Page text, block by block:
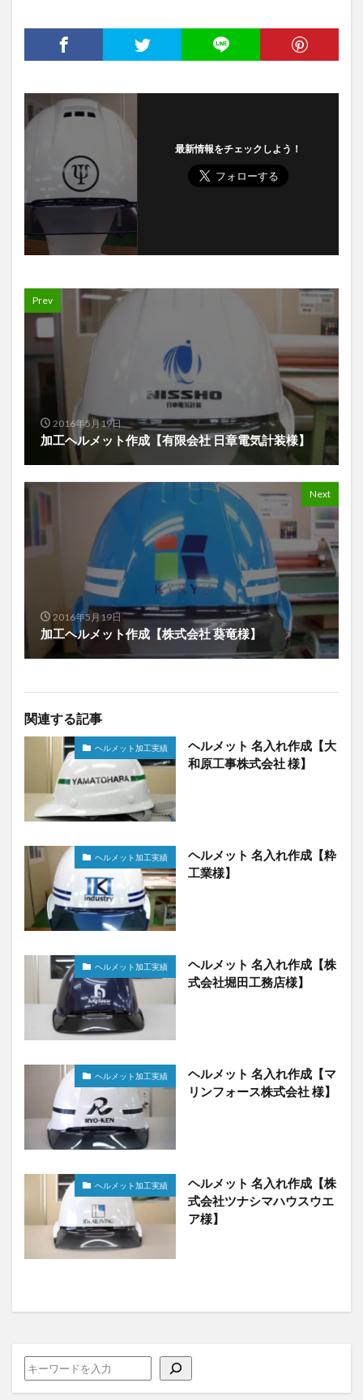
最新情報をチェックしよう！
Prev
2016年5月19日
加工ヘルメット作成【有限会社 日章電気計装様】
Next
2016年5月19日
加工ヘルメット作成【株式会社 葵竜様】
関連する記事
ヘルメット加工実績
ヘルメット 名入れ作成【大
和原工事株式会社 様】
ヘルメット加工実績
ヘルメット 名入れ作成【粋
工業様】
ヘルメット加工実績
ヘルメット 名入れ作成【株
式会社堀田工務店様】
ヘルメット加工実績
ヘルメット 名入れ作成【マ
リンフォース株式会社 様】
ヘルメット加工実績
ヘルメット 名入れ作成【株
式会社ツナシマハウスウエ
ア様】